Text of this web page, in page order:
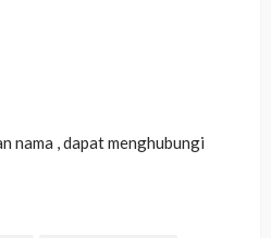
nama , dapat menghubungi